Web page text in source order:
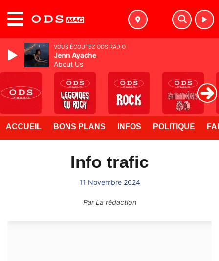
ACCUEIL BONS PLANS INFOS POLITIQUE
Info trafic
11 Novembre 2024
ParLa rédaction
VOUS ÉCOUTEZ ODS RADIO
Jenn Ayache
About Us